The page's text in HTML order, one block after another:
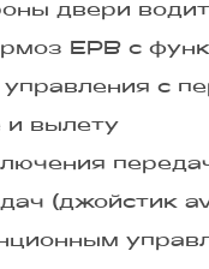
двери
EPB с
управления с
и вылету
(джойстик